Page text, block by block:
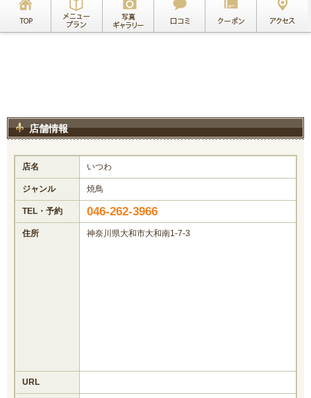
店舗情報
店名 いつわ
ジャンル 焼鳥
TEL・予約 046-262-3966
住所 神奈川県大和市大和南1-7-3
URL